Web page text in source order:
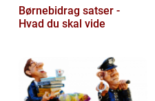
Børnebidrag satser -
Hvad du skal vide